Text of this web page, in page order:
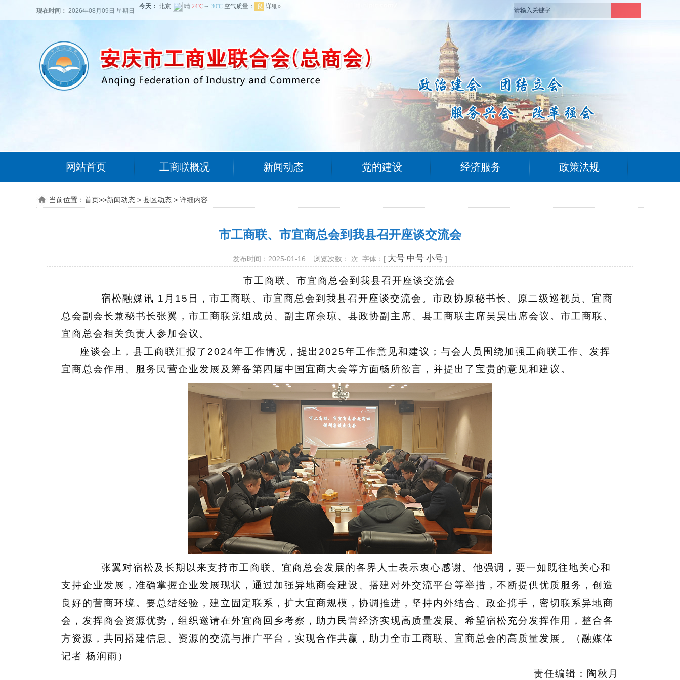
现在时间： 2026年08月09日 星期日
网站首页 工商联概况 新闻动态 党的建设 经济服务 政策法规
当前位置： 首页>>新闻动态 > 县区动态 > 详细内容
市工商联、市宜商总会到我县召开座谈交流会
发布时间：2025-01-16 浏览次数： 次 字体：[ 大号 中号 小号 ]
市工商联、市宜商总会到我县召开座谈交流会
宿松融媒讯 1月15日，市工商联、市宜商总会到我县召开座谈交流会。市政协原秘书长、原二级巡视员、宜商
总会副会长兼秘书长张翼，市工商联党组成员、副主席余琼、县政协副主席、县工商联主席吴昊出席会议。市工商联、
宜商总会相关负责人参加会议。
座谈会上，县工商联汇报了2024年工作情况，提出2025年工作意见和建议；与会人员围绕加强工商联工作、发挥
宜商总会作用、服务民营企业发展及筹备第四届中国宜商大会等方面畅所欲言，并提出了宝贵的意见和建议。
张翼对宿松及长期以来支持市工商联、宜商总会发展的各界人士表示衷心感谢。他强调，要一如既往地关心和
支持企业发展，准确掌握企业发展现状，通过加强异地商会建设、搭建对外交流平台等举措，不断提供优质服务，创造
良好的营商环境。要总结经验，建立固定联系，扩大宜商规模，协调推进，坚持内外结合、政企携手，密切联系异地商
会，发挥商会资源优势，组织邀请在外宜商回乡考察，助力民营经济实现高质量发展。希望宿松充分发挥作用，整合各
方资源，共同搭建信息、资源的交流与推广平台，实现合作共赢，助力全市工商联、宜商总会的高质量发展。（融媒体
记者 杨润雨）
责任编辑：陶秋月